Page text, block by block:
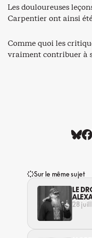
Les douloureuses
Carpentier ont ainsi
Comme quoi les
vraiment contribuer à
Sur le même sujet
LE
28